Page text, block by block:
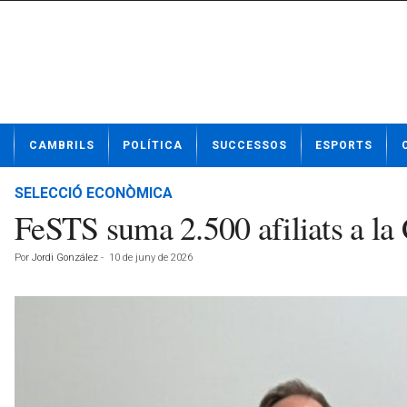
t
CAMBRILS POLÍTICA SUCCESSOS ESPORTS
SELECCIÓ ECONÒMICA
FeSTS suma 2.500 afiliats a
Por Jordi González - 10 de juny de 2026